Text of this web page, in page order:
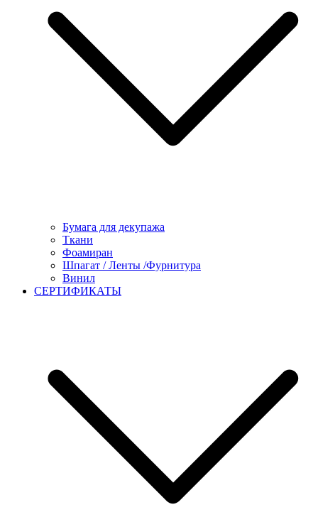
Бумага для декупажа
Ткани
Фоамиран
Шпагат / Ленты /Фурнитура
Винил
СЕРТИФИКАТЫ